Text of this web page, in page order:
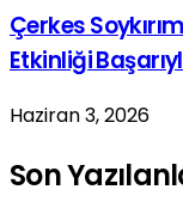
Çerkes
Etkinliği
Haziran 3, 2026
Son